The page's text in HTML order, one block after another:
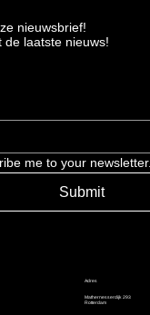
nieuwsbrief!
de laatste nieuws!
me to your newsletter.
Submit
Adres
Mathernesserdijk 293
Rotterdam